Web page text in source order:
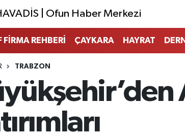
FİRMA REHBERİ ÇAYKARA HAYRAT
TRABZON
Eczaneler
Vakitleri
Haritası